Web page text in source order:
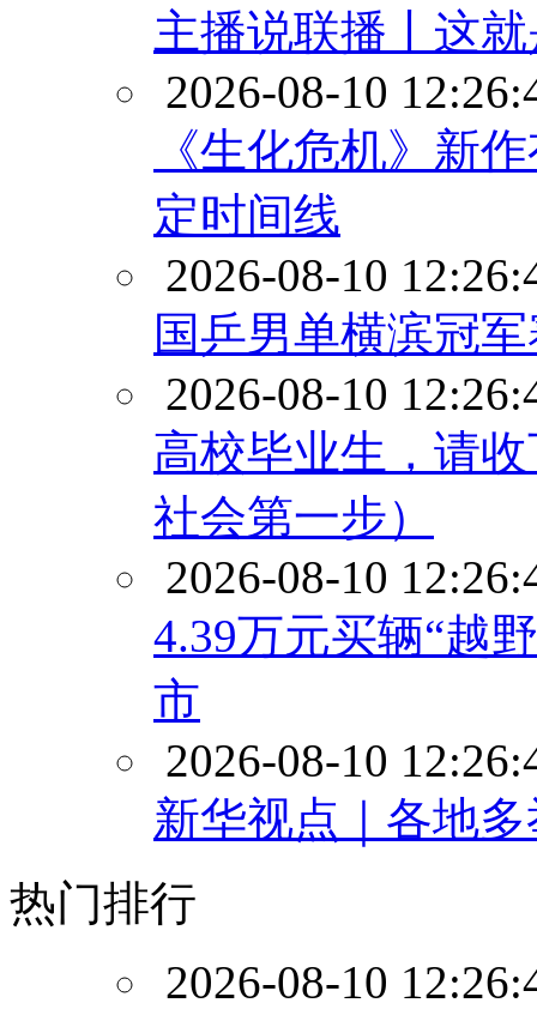
主播说联播丨这
2026-08-10
《生化危机》新
定时间线
2026-08-10
国乒男单横滨冠
2026-08-10
高校毕业生，请
社会第一步）
2026-08-10
4.39万元买辆“越
市
2026-08-10
新华视点｜各地
热门排行
2026-08-10